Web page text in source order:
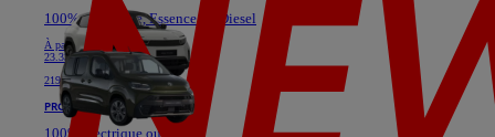
100% électrique, Essence ou Diesel
À partir de
19.364 € (HTVA)
23.331 €
219 € /mois (HTVA) *
PROACE VERSO
100% électrique ou Diesel